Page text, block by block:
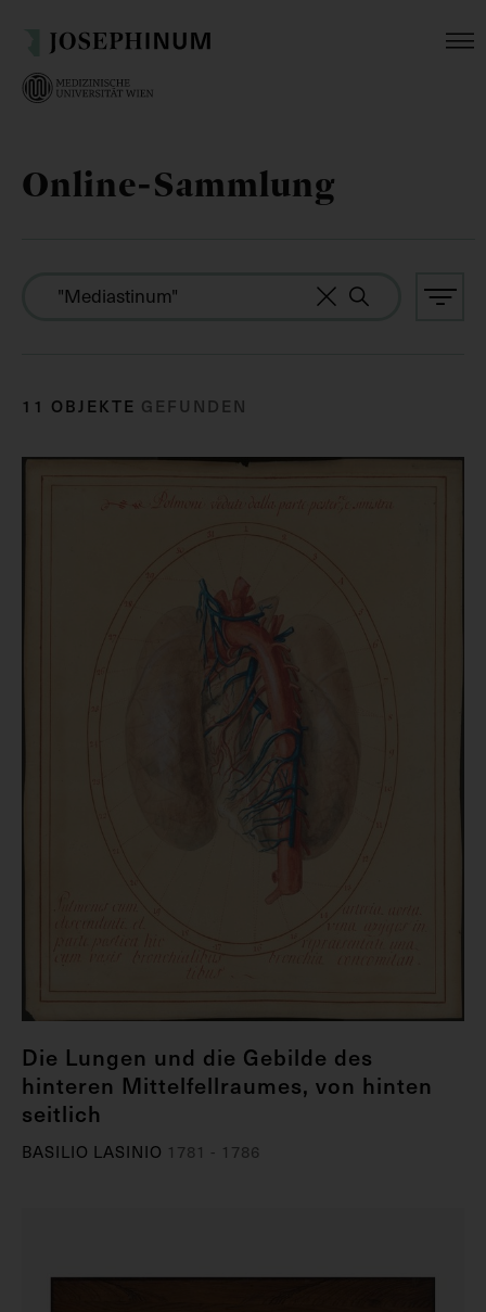
Online-Sammlung
11 OBJEKTE GEFUNDEN
Die Lungen und die Gebilde des
hinteren Mittelfellraumes, von hinten
seitlich
BASILIO LASINIO 1781 - 1786